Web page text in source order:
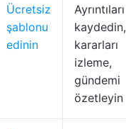
Ücretsiz
şablonu
edinin
Ayrıntıları
kaydedin,
kararları
izleme,
gündemi
özetleyin